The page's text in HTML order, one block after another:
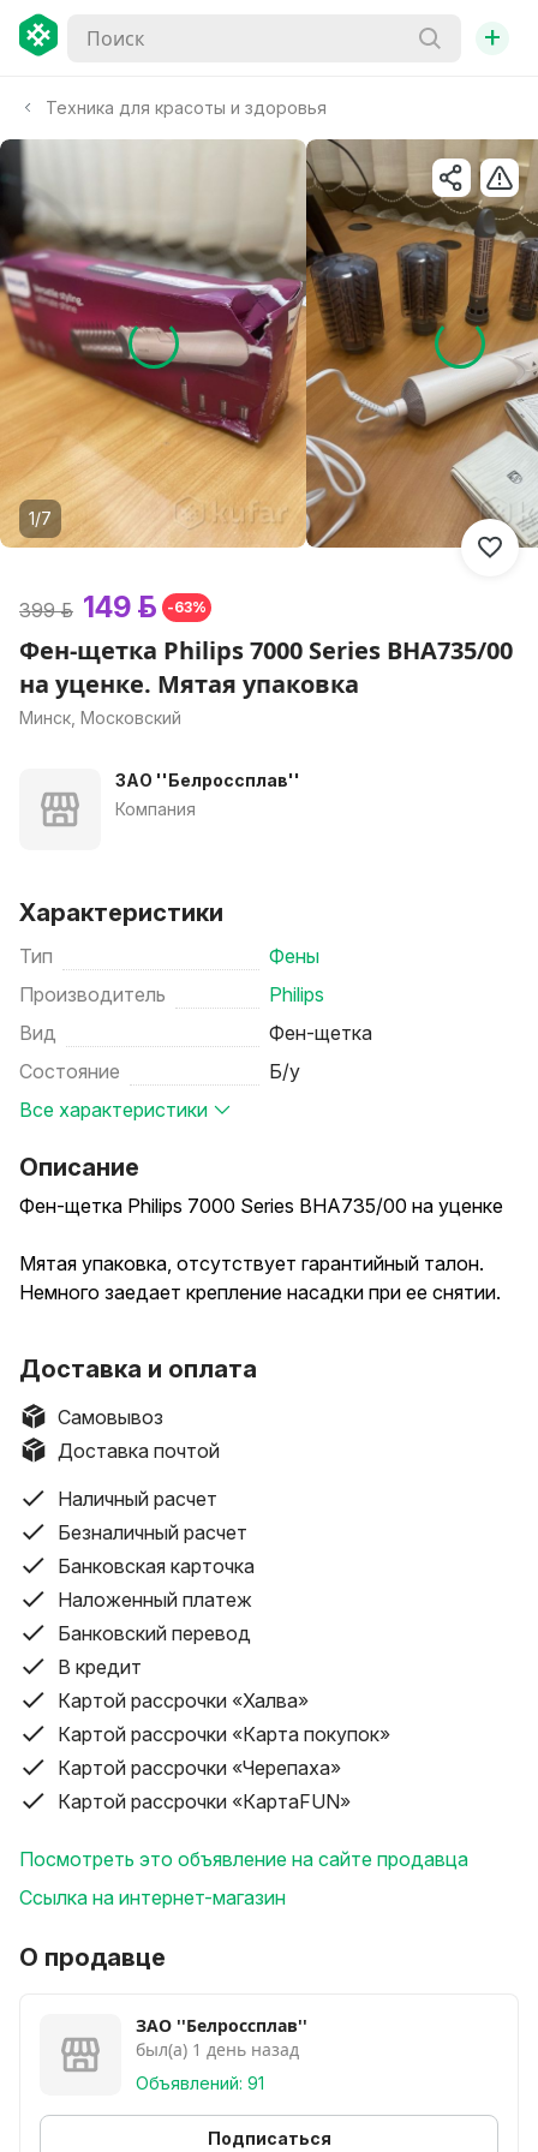
+
Техника для красоты и здоровья
1/7
399 р. 149 р. -63%
Фен-щетка Philips 7000 Series BHA735/00
на уценке. Мятая упаковка
Минск, Московский
ЗАО ''Белроссплав''
Компания
Характеристики
Тип
Фены
Производитель
Philips
Вид
Фен-щетка
Состояние
Б/у
Все характеристики
Описание
Фен-щетка Philips 7000 Series BHA735/00 на уценке
Мятая упаковка, отсутствует гарантийный талон.
Немного заедает крепление насадки при ее снятии.
разнообразные укладки, обеспечивая гладкость и
шелковистость волос. Три вращающиеся щетки с
щетинками из натуральной щетины добавляют
объема и открывают доступ к разным стилям
укладки, а щетка со втягивающимися зубчиками
подходит для создания локонов.
Можем отправить Европочтой по Беларуси.
Доставка и оплата
Самовывоз
Доставка почтой
Наличный расчет
Безналичный расчет
Банковская карточка
Наложенный платеж
Банковский перевод
В кредит
Картой рассрочки «Халва»
Картой рассрочки «Карта покупок»
Картой рассрочки «Черепаха»
Картой рассрочки «КартаFUN»
Посмотреть это объявление на сайте продавца
Ссылка на интернет-магазин
О продавце
ЗАО ''Белроссплав''
был(а) 1 день назад
Объявлений: 91
Подписаться